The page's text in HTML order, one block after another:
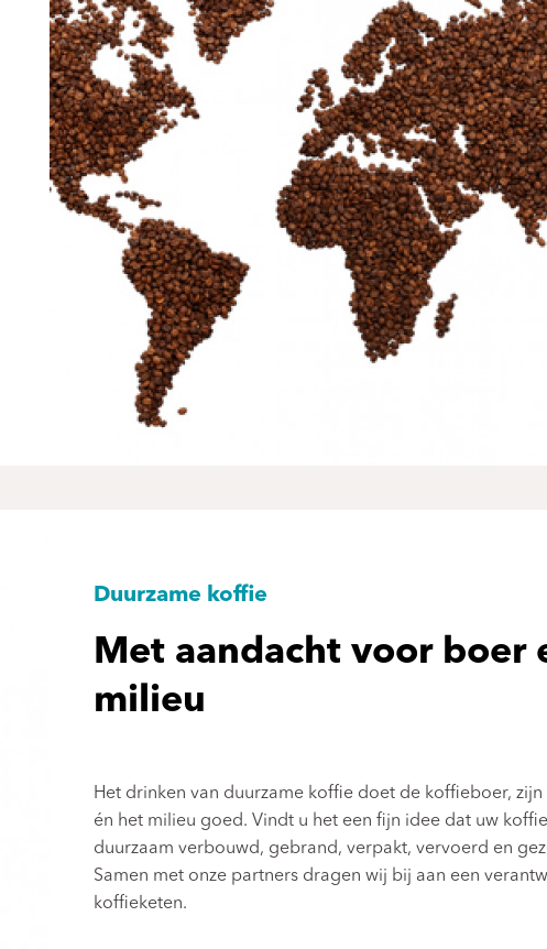
Duurzame koffie
Met aandacht voor boer
milieu
Het drinken van duurzame koffie doet de koffieboer,
én het milieu goed. Vindt u het een fijn idee dat uw koffie
duurzaam verbouwd, gebrand, verpakt, vervoerd en
Samen met onze partners dragen wij bij aan een
koffieketen.